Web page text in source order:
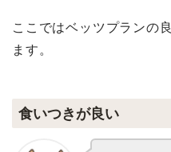
ここではベッツプランの
ます。
食いつきが良い